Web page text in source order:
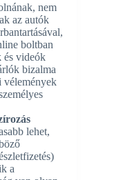
nem
az autók
boltban
és videók
bizalma
vélemények
lehet,
a